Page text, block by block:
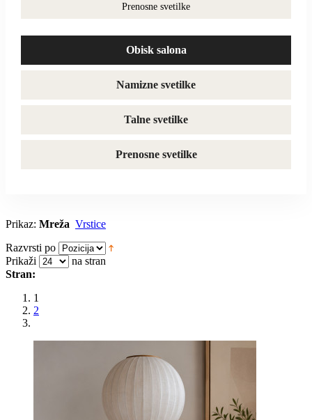
Prenosne svetilke
Obisk salona
Namizne svetilke
Talne svetilke
Prenosne svetilke
Prikaz: Mreža Vrstice
Razvrsti po
Prikaži
na stran
Stran:
1
2